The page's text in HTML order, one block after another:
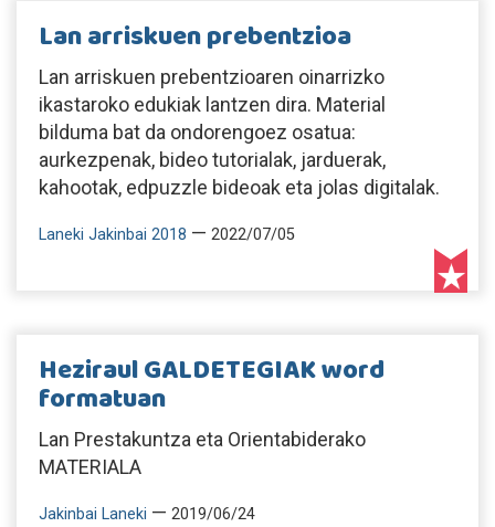
Lan arriskuen prebentzioa
Lan arriskuen prebentzioaren oinarrizko
ikastaroko edukiak lantzen dira. Material
bilduma bat da ondorengoez osatua:
aurkezpenak, bideo tutorialak, jarduerak,
kahootak, edpuzzle bideoak eta jolas digitalak.
Laneki Jakinbai 2018 — 2022/07/05
Heziraul GALDETEGIAK word
formatuan
Lan Prestakuntza eta Orientabiderako
MATERIALA
Jakinbai Laneki — 2019/06/24